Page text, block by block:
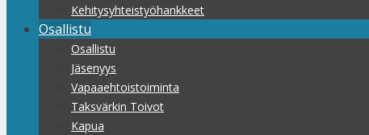
Kehitysyhteistyöhankkeet
Osallistu
Osallistu
Jäsenyys
Vapaaehtoistoiminta
Taksvärkin Toivot
Kapua